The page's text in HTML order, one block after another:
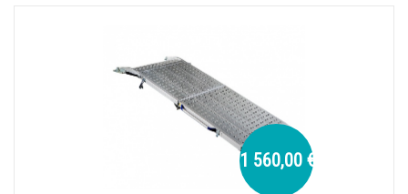
1 560,00 €